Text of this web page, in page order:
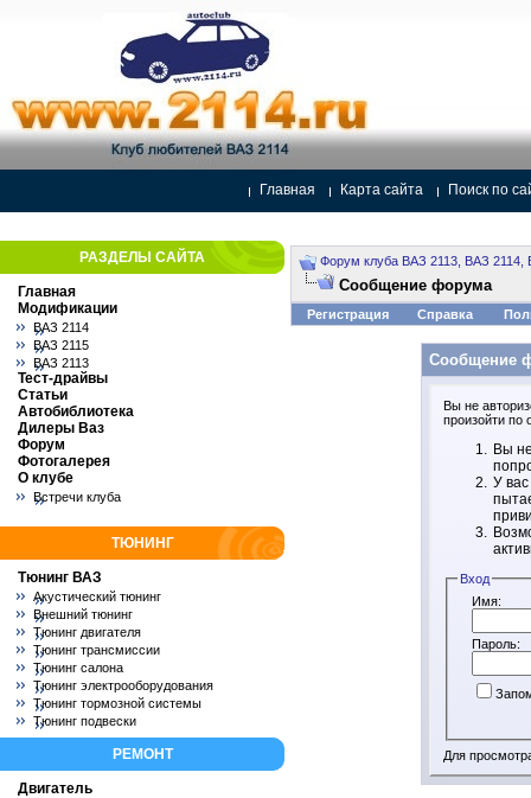
Главная Карта сайта Поиск по
РАЗДЕЛЫ САЙТА
Главная
Модификации
ВАЗ 2114
ВАЗ 2115
ВАЗ 2113
Тест-драйвы
Статьи
Автобиблиотека
Дилеры Ваз
Форум
Фотогалерея
О клубе
Встречи клуба
ТЮНИНГ
Тюнинг ВАЗ
Акустический тюнинг
Внешний тюнинг
Тюнинг двигателя
Тюнинг трансмиссии
Тюнинг салона
Тюнинг электрооборудования
Тюнинг тормозной системы
Тюнинг подвески
РЕМОНТ
Двигатель
Форум клуба ВАЗ 2113, ВАЗ 2114,
Сообщение форума
Регистрация Справка
Сообщение
Вы не
произойти по
Вы
У
Вход
Имя:
Пароль:
Для